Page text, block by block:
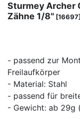
Sturmey Archer
Zähne 1/8" [16697]
- passend zur
Freilaufkörper
- Material: Stahl
- passend für
- Gewicht: ab 29g